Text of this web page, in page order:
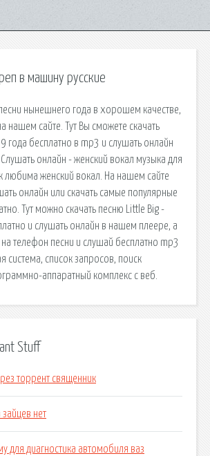
в машину русские
нынешнего года в хорошем качестве,
нашем сайте. Тут Вы сможете скачать
года бесплатно в mp3 и слушать онлайн
онлайн - женский вокал музыка для
любима женский вокал. На нашем сайте
онлайн или скачать самые популярные
Тут можно скачать песню Little Big -
и слушать онлайн в нашем плеере, а
телефон песни и слушай бесплатно mp3
сиcтема, список запросов, поиск
аппаратный комплекс с веб.
Stuff
торрент священник
зайцев нет
для диагностика автомобиля ваз